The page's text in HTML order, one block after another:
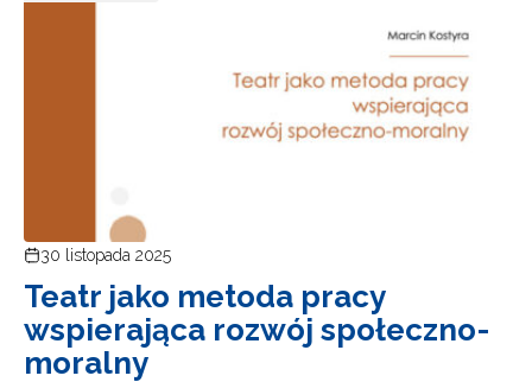
30 listopada 2025
Teatr jako metoda pracy
wspierająca rozwój społeczno-
moralny